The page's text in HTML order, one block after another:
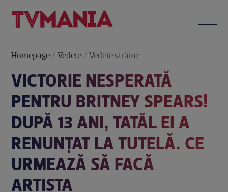
Homepage /Vedete /Vedete străine
VICTORIE NESPERATĂ
PENTRU BRITNEY SPEARS!
DUPĂ 13 ANI, TATĂL EI A
RENUNȚAT LA TUTELĂ. CE
URMEAZĂ SĂ FACĂ
ARTISTA